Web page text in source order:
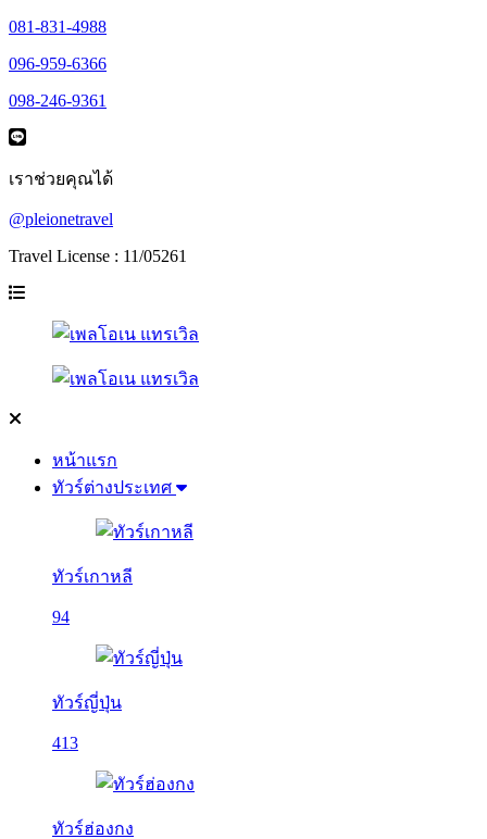
081-831-4988
096-959-6366
098-246-9361
เราช่วยคุณได้
@pleionetravel
Travel License : 11/05261
หน้าแรก
ทัวร์ต่างประเทศ
ทัวร์เกาหลี
94
ทัวร์ญี่ปุ่น
413
ทัวร์ฮ่องกง